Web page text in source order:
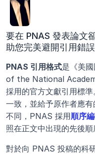
要在 PNAS 發表論文
助您完美避開引用錯誤
PNAS 引用格式是《美
of the National
採用的官方文獻引用標
一致，並給予原作者應
不同，PNAS 採用順序
照在正文中出現的先後順
對於向 PNAS 投稿的科